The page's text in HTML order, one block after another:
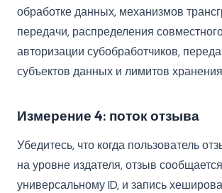
обработке данных, механизмов
передачи, распределения
авторизации субобработчиков,
субъектов данных и лимитов
Измерение 4: поток отзыва
Убедитесь, что когда пользователь
на уровне издателя, отзыв
универсальному ID, и запись